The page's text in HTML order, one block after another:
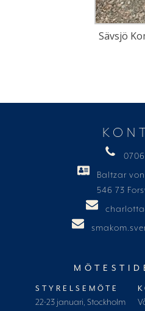
Sävsjö
Baltzar
546 73
STYRELSEMÖTE
22-23 januari, Stockholm